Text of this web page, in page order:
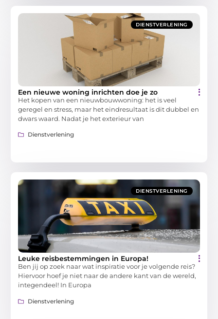
DIENSTVERLENING
Een nieuwe woning inrichten doe je zo
Het kopen van een nieuwbouwwoning: het is veel
geregel en stress, maar het eindresultaat is dit dubbel en
dwars waard. Nadat je het exterieur van
Dienstverlening
DIENSTVERLENING
Leuke reisbestemmingen in Europa!
Ben jij op zoek naar wat inspiratie voor je volgende reis?
Hiervoor hoef je niet naar de andere kant van de wereld,
integendeel! In Europa
Dienstverlening